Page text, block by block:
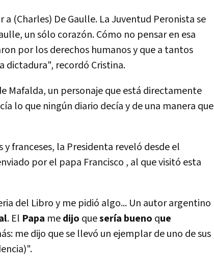
(Charles) De Gaulle. La Juventud Peronista se
un sólo corazón. Cómo no pensar en esa
por los derechos humanos y que a tantos
dictadura", recordó Cristina.
Mafalda, un personaje que está directamente
lo que ningún diario decía y de una manera que
franceses, la Presidenta reveló desde el
por el papa Francisco , al que visitó esta
del Libro y me pidió algo... Un autor argentino
. El Papa medijo quesería bueno que
me dijo que se llevó un ejemplar de uno de sus